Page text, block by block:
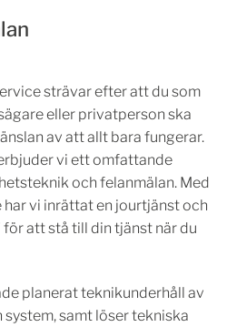
strävar efter att du som
eller privatperson ska
av att allt bara fungerar.
vi ett omfattande
och felanmälan. Med
vi inrättat en jourtjänst och
att stå till din tjänst när du
planerat teknikunderhåll av
samt löser tekniska